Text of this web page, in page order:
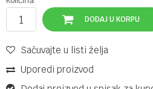
DODAJ U KORPU
Sačuvajte u listi želja
Uporedi proizvod